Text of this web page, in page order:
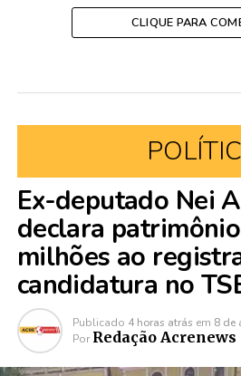
CLIQUE PARA
Ex-deputado Nei
declara
milhões ao
candidatura no
Publicado 4 horas atrás em 8 de
Por Redação Acrenews